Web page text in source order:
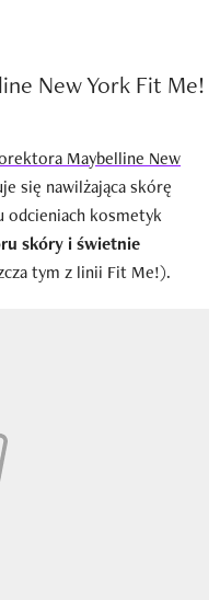
New York Fit Me!
Maybelline New
się nawilżająca skórę
odcieniach kosmetyk
skóry i świetnie
tym z linii Fit Me!).